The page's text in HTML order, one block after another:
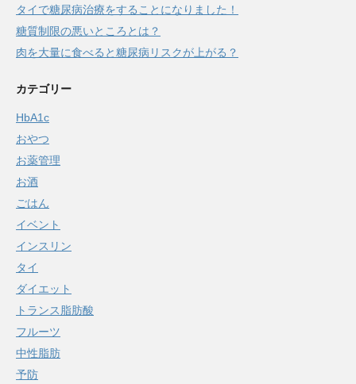
タイで糖尿病治療をすることになりました！
糖質制限の悪いところとは？
肉を大量に食べると糖尿病リスクが上がる？
カテゴリー
HbA1c
おやつ
お薬管理
お酒
ごはん
イベント
インスリン
タイ
ダイエット
トランス脂肪酸
フルーツ
中性脂肪
予防